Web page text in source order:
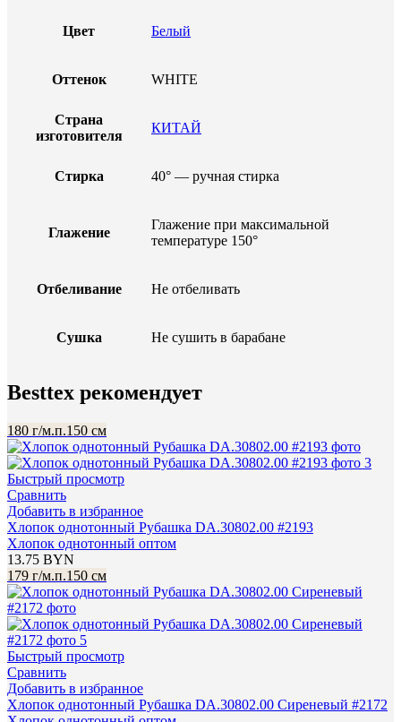
Цвет Белый
Оттенок WHITE
Страна
изготовителя
КИТАЙ
Стирка 40° — ручная стирка
Глажение
Глажение при максимальной
температуре 150°
Отбеливание Не отбеливать
Сушка Не сушить в барабане
Besttex рекомендует
180 г/м.п.150 см
Быстрый просмотр
Сравнить
Добавить в избранное
Хлопок однотонный Рубашка DA.30802.00 #2193
Хлопок однотонный оптом
13.75 BYN
179 г/м.п.150 см
Быстрый просмотр
Сравнить
Добавить в избранное
Хлопок однотонный Рубашка DA.30802.00 Сиреневый #2172